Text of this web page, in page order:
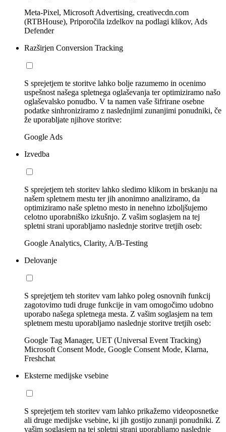
Meta-Pixel, Microsoft Advertising, creativecdn.com
(RTBHouse), Priporočila izdelkov na podlagi klikov, Ads
Defender
Razširjen Conversion Tracking
S sprejetjem te storitve lahko bolje razumemo in ocenimo
uspešnost našega spletnega oglaševanja ter optimiziramo našo
oglaševalsko ponudbo. V ta namen vaše šifrirane osebne
podatke sinhroniziramo z naslednjimi zunanjimi ponudniki, če
že uporabljate njihove storitve:
Google Ads
Izvedba
S sprejetjem teh storitev lahko sledimo klikom in brskanju na
našem spletnem mestu ter jih anonimno analiziramo, da
optimiziramo naše spletno mesto in nenehno izboljšujemo
celotno uporabniško izkušnjo. Z vašim soglasjem na tej
spletni strani uporabljamo naslednje storitve tretjih oseb:
Google Analytics, Clarity, A/B-Testing
Delovanje
S sprejetjem teh storitev vam lahko poleg osnovnih funkcij
zagotovimo tudi druge funkcije in vam omogočimo udobno
uporabo našega spletnega mesta. Z vašim soglasjem na tem
spletnem mestu uporabljamo naslednje storitve tretjih oseb:
Google Tag Manager, UET (Universal Event Tracking)
Microsoft Consent Mode, Google Consent Mode, Klarna,
Freshchat
Eksterne medijske vsebine
S sprejetjem teh storitev vam lahko prikažemo videoposnetke
ali druge medijske vsebine, ki jih gostijo zunanji ponudniki. Z
vašim soglasjem na tej spletni strani uporabljamo naslednje